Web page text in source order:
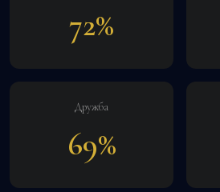
72%
Дружба
69%